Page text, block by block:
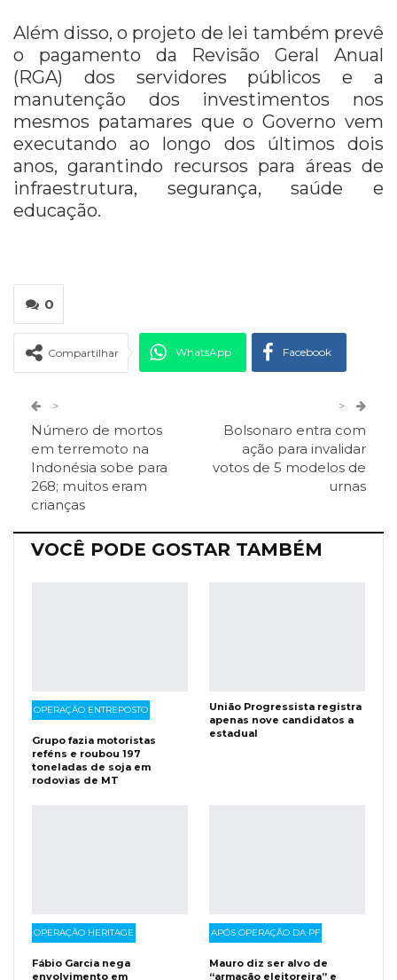
Além disso, o projeto de lei também prevê
o pagamento da Revisão Geral Anual
(RGA) dos servidores públicos e a
manutenção dos investimentos nos
mesmos patamares que o Governo vem
executando ao longo dos últimos dois
anos, garantindo recursos para áreas de
infraestrutura, segurança, saúde e
educação.
0
Compartilhar WhatsApp Facebook
Facebook Messenger O email
>
Número de mortos
em terremoto na
Indonésia sobe para
268; muitos eram
crianças
>
Bolsonaro entra com
ação para invalidar
votos de 5 modelos de
urnas
VOCÊ PODE GOSTAR TAMBÉM
OPERAÇÃO ENTREPOSTO
Grupo fazia motoristas
reféns e roubou 197
toneladas de soja em
rodovias de MT
União Progressista registra
apenas nove candidatos a
estadual
OPERAÇÃO HERITAGE
Fábio Garcia nega
envolvimento em
APÓS OPERAÇÃO DA PF
Mauro diz ser alvo de
“armação eleitoreira” e